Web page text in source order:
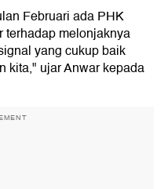
Februari ada PHK
terhadap melonjaknya
yang cukup baik
kita," ujar Anwar kepada